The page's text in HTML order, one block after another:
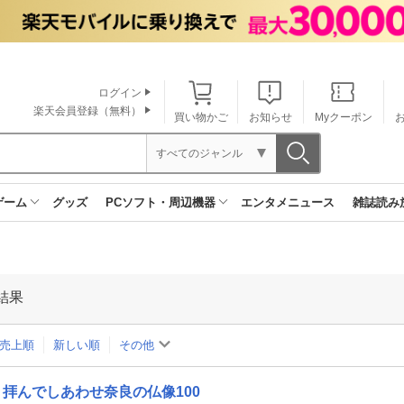
買い物かご お知らせ Myクーポン
ログイン
楽天会員登録（無料）
すべてのジャンル
ーム グッズ PCソフト・周辺機器 エンタメニュース 雑誌読み
果
売上順 新しい順 その他
拝んでしあわせ奈良の仏像100